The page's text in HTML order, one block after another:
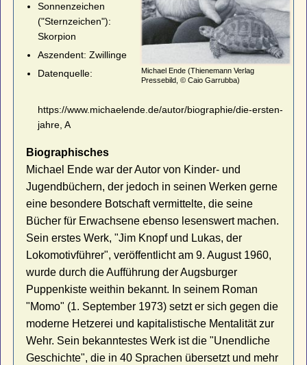
Michael Ende (Thienemann Verlag
Pressebild, © Caio Garrubba)
Sonnenzeichen
("Sternzeichen"):
Skorpion
Aszendent: Zwillinge
Datenquelle:
https://www.michaelende.de/autor/biographie/die-ersten-
jahre, A
Biographisches
Michael Ende war der Autor von Kinder- und
Jugendbüchern, der jedoch in seinen Werken gerne
eine besondere Botschaft vermittelte, die seine
Bücher für Erwachsene ebenso lesenswert machen.
Sein erstes Werk, "Jim Knopf und Lukas, der
Lokomotivführer", veröffentlicht am 9. August 1960,
wurde durch die Aufführung der Augsburger
Puppenkiste weithin bekannt. In seinem Roman
"Momo" (1. September 1973) setzt er sich gegen die
moderne Hetzerei und kapitalistische Mentalität zur
Wehr. Sein bekanntestes Werk ist die "Unendliche
Geschichte", die in 40 Sprachen übersetzt und mehr